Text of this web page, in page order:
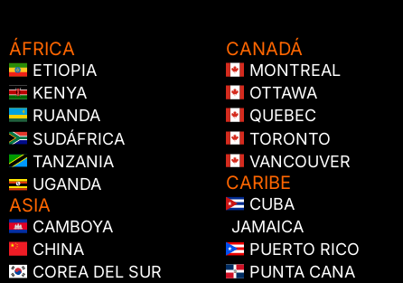
ÁFRICA
ETIOPIA
KENYA
RUANDA
SUDÁFRICA
TANZANIA
UGANDA
ASIA
CAMBOYA
CHINA
COREA DEL SUR
CANADÁ
MONTREAL
OTTAWA
QUEBEC
TORONTO
VANCOUVER
CARIBE
CUBA
JAMAICA
PUERTO RICO
PUNTA CANA